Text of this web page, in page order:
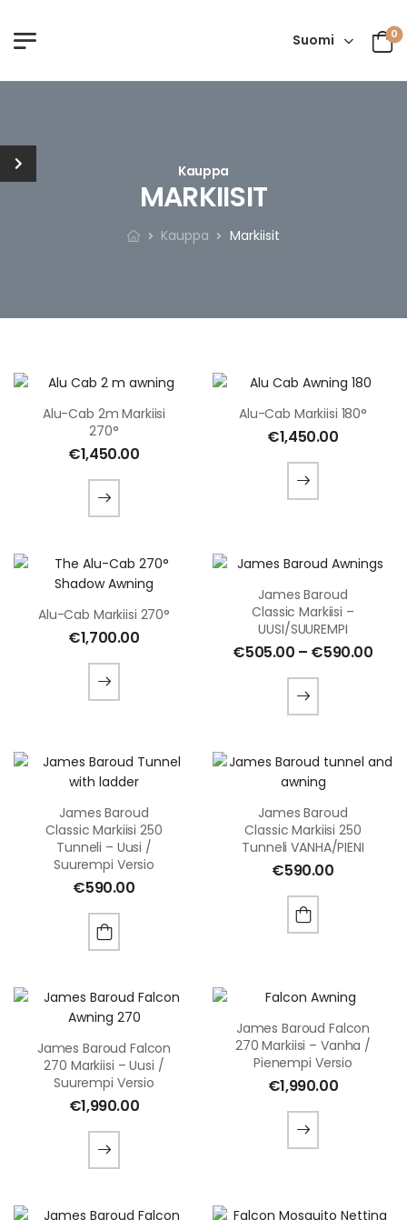
Suomi 0
Kauppa
MARKIISIT
Kauppa Markiisit
Alu-Cab 2m Markiisi
270°
€1,450.00
Alu-Cab Markiisi 180°
€1,450.00
Alu-Cab Markiisi 270°
€1,700.00
James Baroud
Classic Markiisi –
UUSI/SUUREMPI
€505.00 – €590.00
James Baroud
Classic Markiisi 250
Tunneli – Uusi /
Suurempi Versio
€590.00
James Baroud
Classic Markiisi 250
Tunneli VANHA/PIENI
€590.00
James Baroud Falcon
270 Markiisi – Uusi /
Suurempi Versio
€1,990.00
James Baroud Falcon
270 Markiisi – Vanha /
Pienempi Versio
€1,990.00